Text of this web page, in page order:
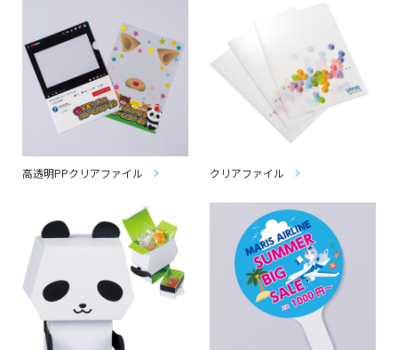
高透明PPクリアファイル クリアファイル